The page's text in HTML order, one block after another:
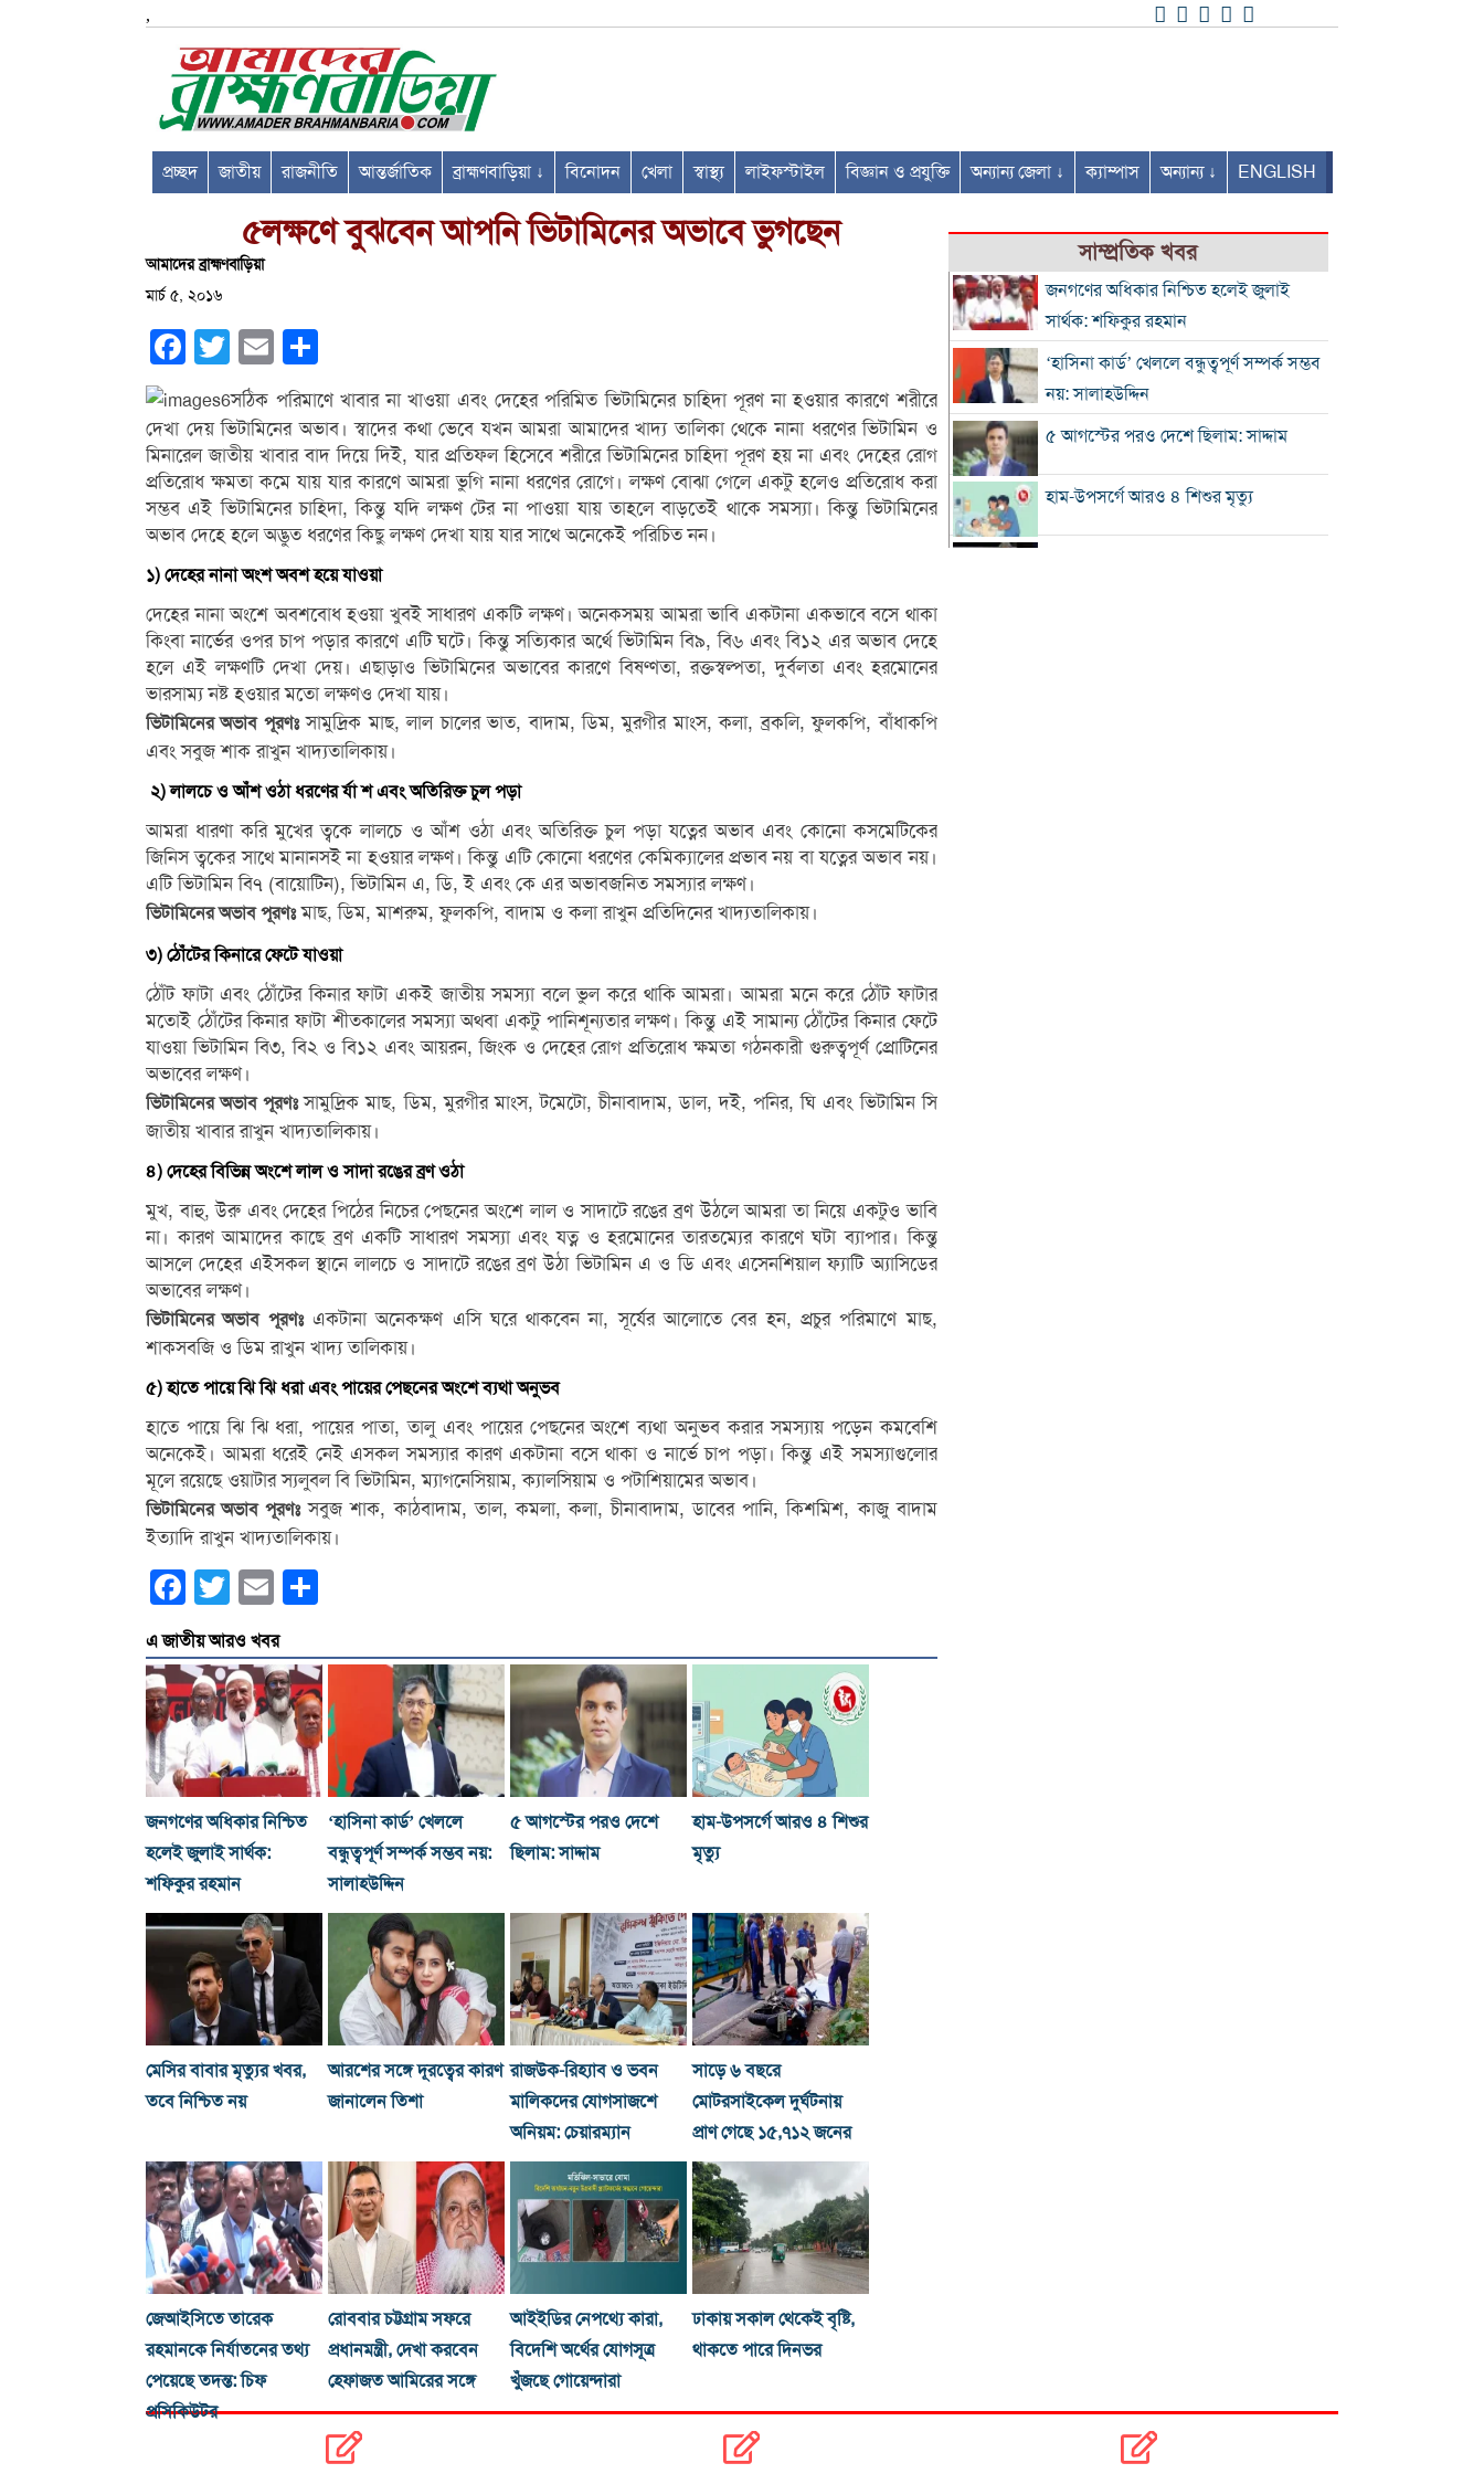
,
প্রচ্ছদ জাতীয় রাজনীতি আন্তর্জাতিক ব্রাহ্মণবাড়িয়া ↓ বিনোদন খেলা স্বাস্থ্য লাইফস্টাইল বিজ্ঞান ও প্রযুক্তি অন্যান্য জেলা ↓ ক্যাম্পাস অন্যান্য ↓ ENGLISH
৫লক্ষণে বুঝবেন আপনি ভিটামিনের অভাবে ভুগছেন
আমাদের ব্রাহ্মণবাড়িয়া
মার্চ ৫, ২০১৬
Facebook
Twitter Email
সঠিক পরিমাণে খাবার না খাওয়া এবং দেহের পরিমিত ভিটামিনের চাহিদা পূরণ না হওয়ার কারণে শরীরে
দেখা দেয় ভিটামিনের অভাব। স্বাদের কথা ভেবে যখন আমরা আমাদের খাদ্য তালিকা থেকে নানা ধরণের ভিটামিন ও
মিনারেল জাতীয় খাবার বাদ দিয়ে দিই, যার প্রতিফল হিসেবে শরীরে ভিটামিনের চাহিদা পূরণ হয় না এবং দেহের রোগ
প্রতিরোধ ক্ষমতা কমে যায় যার কারণে আমরা ভুগি নানা ধরণের রোগে। লক্ষণ বোঝা গেলে একটু হলেও প্রতিরোধ করা
সম্ভব এই ভিটামিনের চাহিদা, কিন্তু যদি লক্ষণ টের না পাওয়া যায় তাহলে বাড়তেই থাকে সমস্যা। কিন্তু ভিটামিনের
অভাব দেহে হলে অদ্ভুত ধরণের কিছু লক্ষণ দেখা যায় যার সাথে অনেকেই পরিচিত নন।
১) দেহের নানা অংশ অবশ হয়ে যাওয়া
দেহের নানা অংশে অবশবোধ হওয়া খুবই সাধারণ একটি লক্ষণ। অনেকসময় আমরা ভাবি একটানা একভাবে বসে থাকা
কিংবা নার্ভের ওপর চাপ পড়ার কারণে এটি ঘটে। কিন্তু সত্যিকার অর্থে ভিটামিন বি৯, বি৬ এবং বি১২ এর অভাব দেহে
হলে এই লক্ষণটি দেখা দেয়। এছাড়াও ভিটামিনের অভাবের কারণে বিষণ্ণতা, রক্তস্বল্পতা, দুর্বলতা এবং হরমোনের
ভারসাম্য নষ্ট হওয়ার মতো লক্ষণও দেখা যায়।
ভিটামিনের অভাব পূরণঃসামুদ্রিক মাছ, লাল চালের ভাত, বাদাম, ডিম, মুরগীর মাংস, কলা, ব্রকলি, ফুলকপি, বাঁধাকপি
এবং সবুজ শাক রাখুন খাদ্যতালিকায়।
২) লালচে ও আঁশ ওঠা ধরণের র্যা শ এবং অতিরিক্ত চুল পড়া
আমরা ধারণা করি মুখের ত্বকে লালচে ও আঁশ ওঠা এবং অতিরিক্ত চুল পড়া যত্নের অভাব এবং কোনো কসমেটিকের
জিনিস ত্বকের সাথে মানানসই না হওয়ার লক্ষণ। কিন্তু এটি কোনো ধরণের কেমিক্যালের প্রভাব নয় বা যত্নের অভাব নয়।
এটি ভিটামিন বি৭ (বায়োটিন), ভিটামিন এ, ডি, ই এবং কে এর অভাবজনিত সমস্যার লক্ষণ।
ভিটামিনের অভাব পূরণঃমাছ, ডিম, মাশরুম, ফুলকপি, বাদাম ও কলা রাখুন প্রতিদিনের খাদ্যতালিকায়।
৩) ঠোঁটের কিনারে ফেটে যাওয়া
ঠোঁট ফাটা এবং ঠোঁটের কিনার ফাটা একই জাতীয় সমস্যা বলে ভুল করে থাকি আমরা। আমরা মনে করে ঠোঁট ফাটার
মতোই ঠোঁটের কিনার ফাটা শীতকালের সমস্যা অথবা একটু পানিশূন্যতার লক্ষণ। কিন্তু এই সামান্য ঠোঁটের কিনার ফেটে
যাওয়া ভিটামিন বি৩, বি২ ও বি১২ এবং আয়রন, জিংক ও দেহের রোগ প্রতিরোধ ক্ষমতা গঠনকারী গুরুত্বপূর্ণ প্রোটিনের
অভাবের লক্ষণ।
ভিটামিনের অভাব পূরণঃসামুদ্রিক মাছ, ডিম, মুরগীর মাংস, টমেটো, চীনাবাদাম, ডাল, দই, পনির, ঘি এবং ভিটামিন সি
জাতীয় খাবার রাখুন খাদ্যতালিকায়।
৪) দেহের বিভিন্ন অংশে লাল ও সাদা রঙের ব্রণ ওঠা
মুখ, বাহু, উরু এবং দেহের পিঠের নিচের পেছনের অংশে লাল ও সাদাটে রঙের ব্রণ উঠলে আমরা তা নিয়ে একটুও ভাবি
না। কারণ আমাদের কাছে ব্রণ একটি সাধারণ সমস্যা এবং যত্ন ও হরমোনের তারতম্যের কারণে ঘটা ব্যাপার। কিন্তু
আসলে দেহের এইসকল স্থানে লালচে ও সাদাটে রঙের ব্রণ উঠা ভিটামিন এ ও ডি এবং এসেনশিয়াল ফ্যাটি অ্যাসিডের
অভাবের লক্ষণ।
ভিটামিনের অভাব পূরণঃএকটানা অনেকক্ষণ এসি ঘরে থাকবেন না, সূর্যের আলোতে বের হন, প্রচুর পরিমাণে মাছ,
শাকসবজি ও ডিম রাখুন খাদ্য তালিকায়।
৫) হাতে পায়ে ঝি ঝি ধরা এবং পায়ের পেছনের অংশে ব্যথা অনুভব
হাতে পায়ে ঝি ঝি ধরা, পায়ের পাতা, তালু এবং পায়ের পেছনের অংশে ব্যথা অনুভব করার সমস্যায় পড়েন কমবেশি
অনেকেই। আমরা ধরেই নেই এসকল সমস্যার কারণ একটানা বসে থাকা ও নার্ভে চাপ পড়া। কিন্তু এই সমস্যাগুলোর
মূলে রয়েছে ওয়াটার স্যলুবল বি ভিটামিন, ম্যাগনেসিয়াম, ক্যালসিয়াম ও পটাশিয়ামের অভাব।
ভিটামিনের অভাব পূরণঃসবুজ শাক, কাঠবাদাম, তাল, কমলা, কলা, চীনাবাদাম, ডাবের পানি, কিশমিশ, কাজু বাদাম
ইত্যাদি রাখুন খাদ্যতালিকায়।
Facebook
Twitter Email
এ জাতীয় আরও খবর
জনগণের অধিকার নিশ্চিত
হলেই জুলাই সার্থক:
শফিকুর রহমান
‘হাসিনা কার্ড’ খেললে
বন্ধুত্বপূর্ণ সম্পর্ক সম্ভব নয়:
সালাহউদ্দিন
৫ আগস্টের পরও দেশে
ছিলাম: সাদ্দাম
হাম-উপসর্গে আরও ৪ শিশুর
মৃত্যু
মেসির বাবার মৃত্যুর খবর,
তবে নিশ্চিত নয়
আরশের সঙ্গে দূরত্বের কারণ
জানালেন তিশা
রাজউক-রিহ্যাব ও ভবন
মালিকদের যোগসাজশে
অনিয়ম: চেয়ারম্যান
সাড়ে ৬ বছরে
মোটরসাইকেল দুর্ঘটনায়
প্রাণ গেছে ১৫,৭১২ জনের
জেআইসিতে তারেক
রহমানকে নির্যাতনের তথ্য
পেয়েছে তদন্ত: চিফ
প্রসিকিউটর
রোববার চট্টগ্রাম সফরে
প্রধানমন্ত্রী, দেখা করবেন
হেফাজত আমিরের সঙ্গে
আইইডির নেপথ্যে কারা,
বিদেশি অর্থের যোগসূত্র
খুঁজছে গোয়েন্দারা
ঢাকায় সকাল থেকেই বৃষ্টি,
থাকতে পারে দিনভর
সাম্প্রতিক খবর
জনগণের অধিকার নিশ্চিত হলেই জুলাই
সার্থক: শফিকুর রহমান
‘হাসিনা কার্ড’ খেললে বন্ধুত্বপূর্ণ সম্পর্ক সম্ভব
নয়: সালাহউদ্দিন
৫ আগস্টের পরও দেশে ছিলাম: সাদ্দাম
হাম-উপসর্গে আরও ৪ শিশুর মৃত্যু